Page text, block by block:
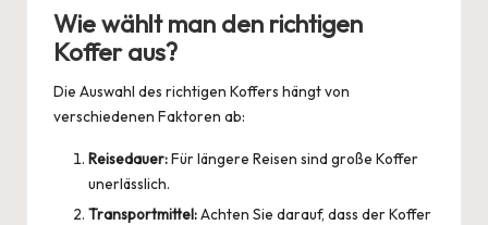
Wie wählt man den richtigen
Koffer aus?
Die Auswahl des richtigen Koffers hängt von
verschiedenen Faktoren ab:
Reisedauer:Für längere Reisen sind große Koffer
unerlässlich.
Transportmittel:Achten Sie darauf, dass der Koffer